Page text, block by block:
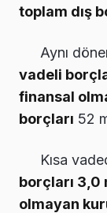
toplam dış
Aynı
vadeli
finansal
borçları 52
Kısa
borçları
olmayan